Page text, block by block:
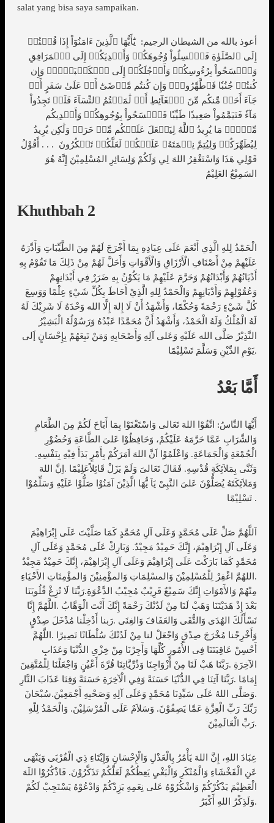
salat yang bisa saya sampaikan.
أعوذ بالله من الشيطان الرجيم: يَٰٓأَيُّهَا ٱلَّذِينَ ءَامَنُوٓاْ إِذَا قُمۡتُمۡ
إِلَى ٱلصَّلَوٰةِ فَٱغۡسِلُواْ وُجُوهَكُمۡ وَأَيۡدِيَكُمۡ إِلَى ٱلۡمَرَافِقِ
وَٱمۡسَحُواْ بِرُءُوسِكُمۡ وَأَرۡجُلَكُمۡ إِلَى ٱلۡكَعۡبَيۡنِۚ وَإِن
كُنتُمۡ جُنُبٗا فَٱطَّهَّرُواْۚ وَإِن كُنتُم مَّرۡضَىٰٓ أَوۡ عَلَىٰ سَفَرٍ أَوۡ
جَآءَ أَحَدٞ مِّنكُم مِّنَ ٱلۡغَآئِطِ أَوۡ لَٰمَسۡتُمُ ٱلنِّسَآءَ فَلَمۡ تَجِدُواْ
مَآءٗ فَتَيَمَّمُواْ صَعِيدٗا طَيِّبٗا فَٱمۡسَحُواْ بِوُجُوهِكُمۡ وَأَيۡدِيكُم
مِّنۡهُۚ مَا يُرِيدُ ٱللَّهُ لِيَجۡعَلَ عَلَيۡكُم مِّنۡ حَرَجٖ وَلَٰكِن يُرِيدُ
لِيُطَهِّرَكُمۡ وَلِيُتِمَّ نِعۡمَتَهُۥ عَلَيۡكُمۡ لَعَلَّكُمۡ تَشۡكُرُونَ . . . أَقُوْلُ
قَوْلِي هَذَا وَاسْتَغْفِرُ اللهَ لِي وَلَكُمْ وَلِسَائِرِ المُسْلِمِيْنَ إِنَّهُ هُوَ
السَمِيْعُ العَلِيْمُ
Khuthbah 2
الْحَمْدُ لِلهِ الَّذِي أَنْعَمَ عَلَى عِبَادِهِ بِمَا أَخْرَجَ لَهُمْ مِنَ الطَّيِّبَاتِ وَأَدَّرَهُ
عَلَيْهِمْ مِنْ أَصْنَافِ الْأَرْزَاقِ وَالْأَقْوَاتِ وَأَحَلَّ لَهُمْ مِنْ ذَلِكَ مَا تَقُوْمُ بِهِ
أَدْيَانُهُمْ وَأَبْدَانُهُمْ وَحَرَّمَ عَلَيْهِمْ مَا يَكُوْنُ بِهِ ضَرَرٌ فِي أَبْدَانِهِمْ
وَعُقُوْلِهِمْ وَأَدْيَانِهِمْ وَالْحَمْدُ لِلهِ الَّذِيْ أَحَاطَ بِكُلِّ شَيْءٍ عِلْمًا وَوَسِعَ
كُلَّ شَيْءٍ رَحْمَةً وَحُكْمًا، وَأَشْهَدُ أَنْ لَا إِلهَ إِلَّا الله وَحْدَهُ لَا شَرِيْكَ لَهُ
لَهُ الْمُلْكُ وَلَهُ الْحَمْدُ، وَأَشْهَدُ أَنَّ مُحَمَّدًا عَبْدُهُ وَرَسُوْلُهُ الْبَشِيْرُ
النَّذِيْرُ صَلَّى الله عَلَيْهِ وَعَلى آلِهِ وَأَصْحَابِهِ وَمَنْ تَبِعَهُمْ بِإِحْسَانٍ إَلى
يَوْمِ الدِّيْنِ وَسَلَّمَ تَسْلِيْمًا.
أَمَّا بَعْدُ
أَيُّهَا النَّاسُ: اتَّقُوْا اللهَ تَعَالى وَاسْتَغْنَوْا بِمَا أَبَاحَ لَكُمْ مِنَ الطَّعَامِ
وَالشَّرَابِ عَمَّا حَرَّمَهُ عَلَيْكُمْ، وَحَافِظُوْا عَلىَ الطَّاعَةِ وَحُضُوْرِ
الْجُمْعَةِ وَالْجَمَاعَةِ. وَاعْلَمُوْا اَنَّ اللهَ اَمَرَكُمْ بِأَمْرٍ بَدَأَ فِيْهِ بِنَفْسِهِ.
وَثَنَّى بِمَلاَئِكَةِ قُدْسِهِ. فَقَالَ تَعَالىَ وَلَمْ يَزَلْ قَائِلاًعَلِيْمًا .اِنَّ اللهَ
وَمَلاَئِكَتَهُ يُصَلُّوْنَ عَلىَ النَّبِىْ يَاَ يُّهَا الَّذِيْنَ آمَنُوْا صَلُّوْا عَلَيْهِ وَسَلِّمُوْا
تَسْلِيْمًا .
اَللَّهُمَّ صَلِّ عَلَى مُحَمَّدٍ وَعَلَى آلِ مُحَمَّدٍ كَمَا صَلَّيْتَ عَلَى إِبْرَاهِيْمَ
وَعَلَى آلِ إِبْرَاهِيْمَ، إِنَّكَ حَمِيْدٌ مَجِيْدٌ. وَبَارِكْ عَلَى مُحَمَّدٍ وَعَلَى آلِ
مُحَمَّدٍ كَمَا بَارَكْتَ عَلَى إِبْرَاهِيْمَ وَعَلَى آلِ إِبْرَاهِيْمَ، إِنَّكَ حَمِيْدٌ مَجِيْدٌ
.اللهُمَّ اغْفِرْ لِلْمُسْلِمِيْنَ وَالمسْلِمَاتِ وَالمؤْمِنِيْنَ وَالمؤْمِنَاتِ الأَحْيَاءِ
مِنْهُمْ وَالأَمْوَاتِ إِنَّكَ سَمِيْعٌ قَرِيْبٌ مُجِيْبُ الدَّعْوَةِ.رَبَّنَا لَا تُزِغْ قُلُوبَنَا
بَعْدَ إِذْ هَدَيْتَنَا وَهَبْ لَنَا مِنْ لَدُنْكَ رَحْمَةً إِنَّكَ أَنْتَ الْوَهَّابُ .اللَّهُمَّ إِنَّا
نَسْأَلُكَ الهُدَى وَالتُّقَى وَالعَفَافَ وَالغِنَى .رَبنا أَدْخِلْنا مُدْخَلَ صِدْقٍ
وَأَخْرِجْنا مُخْرَجَ صِدْقٍ وَاجْعَلْ لنا مِنْ لَدُنْكَ سُلْطَانًا نَصِيرًا .اللَّهُمَّ
أَحْسِنْ عَاقِبَتَنَا فِى الأُمُورِ كُلِّهَا وَأَجِرْنَا مِنْ خِزْىِ الدُّنْيَا وَعَذَابِ
الآخِرَةِ .رَبَّنَا هَبْ لَنَا مِنْ أَزْوَاجِنَا وَذُرِّيَّاتِنَا قُرَّةَ أَعْيُنٍ وَاجْعَلْنَا لِلْمُتَّقِينَ
إِمَامًا .رَبَّنَا آتِنَا فِي الدُّنْيَا حَسَنَةً وَفِي الْآخِرَةِ حَسَنَةً وَقِنَا عَذَابَ النَّارِ
.وَصَلَّى اللهُ عَلَى سَيِّدِنَا مُحَمَّدٍ وَعَلَى آلِهِ وَصَحْبِهِ أَجْمَعِيْنَ.سُبْحَانَ
رَبِّكَ رَبِّ الْعِزَّةِ عَمَّا يَصِفُوْنَ. وَسَلاَمٌ عَلَى الْمُرْسَلِيْنَ. وَالْحَمْدُ لِلّهِ
رَبِّ الْعَالَمِيْنَ.
عِبَادَ اللهِ، إِنَّ اللهَ يَأْمُرُ بِالْعَدْلِ وَالْإِحْسَانِ وَإِيْتَاءِ ذِي الْقُرْبَى وَيَنْهَى
عَنِ الْفَخْشَاءِ وَالْمُنْكَرِ وَالْبَغْيِ يَعِظُكُمْ لَعَلَّكُمْ تَذَكَّرُوْنَ. فَاذْكُرُوْا اللَهَ
الْعَظِيْمَ يَذْكُرْكُمْ وَاشْكُرُوْهُ عَلى نِعَمِهِ يَزِدْكُمْ وَادْعُوْهُ يَسْتَجِبْ لَكُمْ
وَلَذِكْرُ اللهِ أَكْبَرُ.